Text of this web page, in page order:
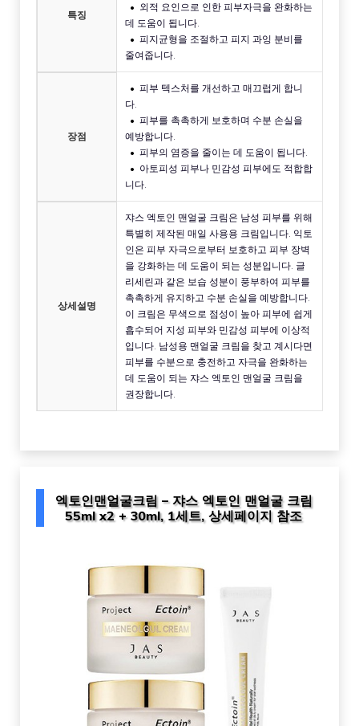
특징
외적 요인으로 인한 피부자극을 완화하는
데 도움이 됩니다.
피지균형을 조절하고 피지 과잉 분비를
줄여줍니다.
장점
피부 텍스처를 개선하고 매끄럽게 합니
다.
피부를 촉촉하게 보호하며 수분 손실을
예방합니다.
피부의 염증을 줄이는 데 도움이 됩니다.
아토피성 피부나 민감성 피부에도 적합합
니다.
상세설명
쟈스 엑토인 맨얼굴 크림은 남성 피부를 위해
특별히 제작된 매일 사용용 크림입니다. 익토
인은 피부 자극으로부터 보호하고 피부 장벽
을 강화하는 데 도움이 되는 성분입니다. 글
리세린과 같은 보습 성분이 풍부하여 피부를
촉촉하게 유지하고 수분 손실을 예방합니다.
이 크림은 무색으로 점성이 높아 피부에 쉽게
흡수되어 지성 피부와 민감성 피부에 이상적
입니다. 남성용 맨얼굴 크림을 찾고 계시다면
피부를 수분으로 충전하고 자극을 완화하는
데 도움이 되는 쟈스 엑토인 맨얼굴 크림을
권장합니다.
엑토인맨얼굴크림 – 쟈스 엑토인 맨얼굴 크림
55ml x2 + 30ml, 1세트, 상세페이지 참조